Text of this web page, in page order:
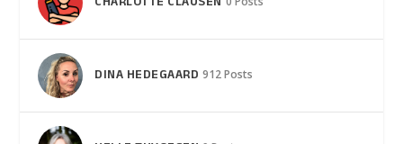
DINA HEDEGAARD 912 Posts